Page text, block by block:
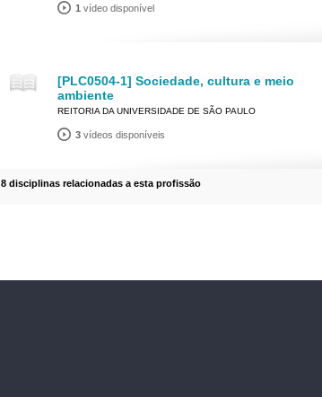
1 vídeo disponível
[PLC0504-1] Sociedade, cultura e meio
ambiente
REITORIA DA UNIVERSIDADE DE SÃO PAULO
3 vídeos disponíveis
8 disciplinas relacionadas a esta profissão